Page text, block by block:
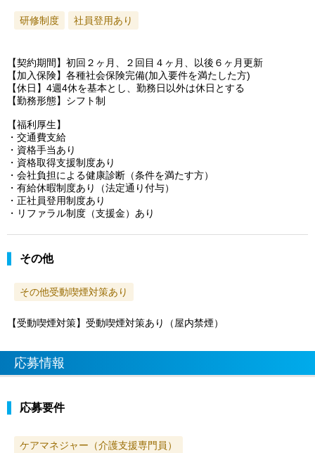
研修制度 社員登用あり
【契約期間】初回２ヶ月、２回目４ヶ月、以後６ヶ月更新
【加入保険】各種社会保険完備(加入要件を満たした方)
【休日】4週4休を基本とし、勤務日以外は休日とする
【勤務形態】シフト制
【福利厚生】
・交通費支給
・資格手当あり
・資格取得支援制度あり
・会社負担による健康診断（条件を満たす方）
・有給休暇制度あり（法定通り付与）
・正社員登用制度あり
・リファラル制度（支援金）あり
その他
その他受動喫煙対策あり
【受動喫煙対策】受動喫煙対策あり（屋内禁煙）
応募情報
応募要件
ケアマネジャー（介護支援専門員）